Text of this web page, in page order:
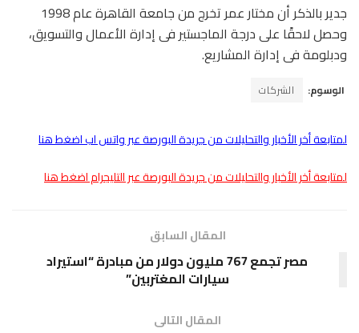
جدير بالذكر أن مختار عمر تخرج من جامعة القاهرة عام 1998
وحصل لاحقًا على درجة الماجستير فى إدارة الأعمال والتسويق،
ودبلومة فى إدارة المشاريع.
الوسوم: الشركات
لمتابعة أخر الأخبار والتحليلات من جريدة البورصة عبر واتس اب اضغط هنا
لمتابعة أخر الأخبار والتحليلات من جريدة البورصة عبر التليجرام اضغط هنا
المقال السابق
مصر تجمع 767 مليون دولار من مبادرة “استيراد
سيارات المغتربين”
المقال التالى